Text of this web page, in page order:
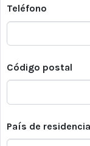
Teléfono
Código postal
País de residencia